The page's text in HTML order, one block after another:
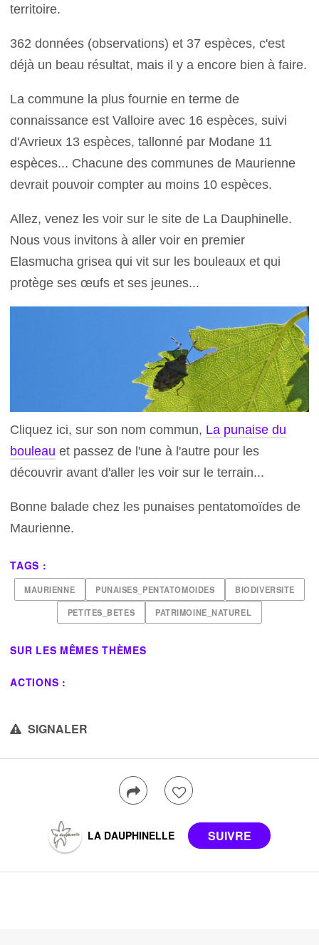
territoire.
362 données (observations) et 37 espèces, c'est
déjà un beau résultat, mais il y a encore bien à faire.
La commune la plus fournie en terme de
connaissance est Valloire avec 16 espèces, suivi
d'Avrieux 13 espèces, tallonné par Modane 11
espèces... Chacune des communes de Maurienne
devrait pouvoir compter au moins 10 espèces.
Allez, venez les voir sur le site de La Dauphinelle.
Nous vous invitons à aller voir en premier
Elasmucha grisea qui vit sur les bouleaux et qui
protège ses œufs et ses jeunes...
Cliquez ici, sur son nom commun, La punaise du
bouleau et passez de l'une à l'autre pour les
découvrir avant d'aller les voir sur le terrain...
Bonne balade chez les punaises pentatomoïdes de
Maurienne.
TAGS :
MAURIENNE PUNAISES_PENTATOMOIDES BIODIVERSITE
PETITES_BETES PATRIMOINE_NATUREL
SUR LES MÊMES THÈMES
ACTIONS :
SIGNALER
LA DAUPHINELLE